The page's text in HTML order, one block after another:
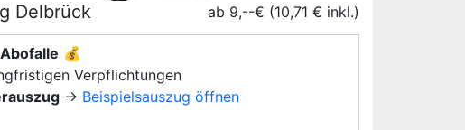
Delbrück ab 9,--€ (10,71 € inkl.)
💰
Verpflichtungen
→ Beispielsauszug öffnen